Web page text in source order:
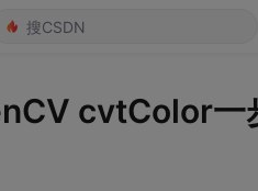
cvtColor一